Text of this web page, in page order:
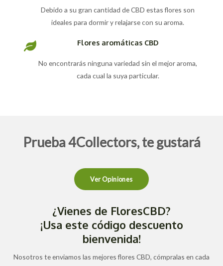
Debido a su gran cantidad de CBD estas flores son
ideales para dormir y relajarse con su aroma.
Flores aromáticas CBD
No encontrarás ninguna variedad sin el mejor aroma,
cada cual la suya particular.
Prueba 4Collectors, te gustará
Ver Opiniones
¿Vienes de FloresCBD?
¡Usa este código descuento
bienvenida!
Nosotros te enviamos las mejores flores CBD, cómpralas en cada